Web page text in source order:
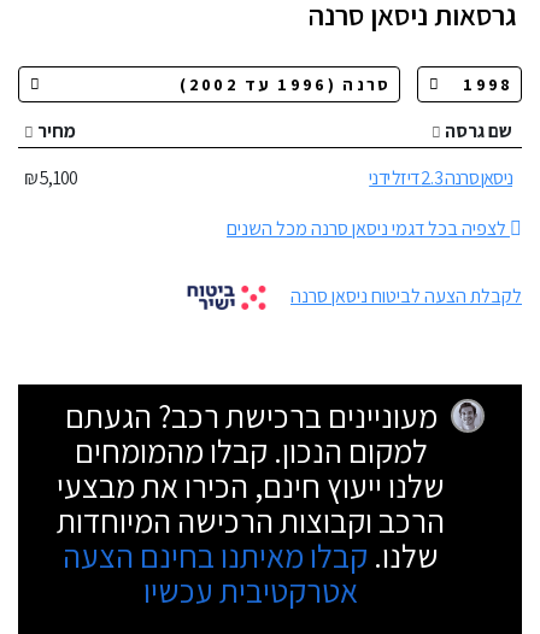
גרסאותניסאן סרנה
שם גרסה
מחיר
ניסאן סרנה 2.3 דיזל ידני
5,100 ₪
לצפיה בכל דגמי ניסאן סרנה מכל השנים
לקבלת הצעה לביטוח ניסאן סרנה
מעוניינים ברכישת רכב? הגעתם
למקום הנכון. קבלו מהמומחים
שלנו ייעוץ חינם, הכירו את מבצעי
הרכב וקבוצות הרכישה המיוחדות
שלנו. קבלו מאיתנו בחינם הצעה
אטרקטיבית עכשיו